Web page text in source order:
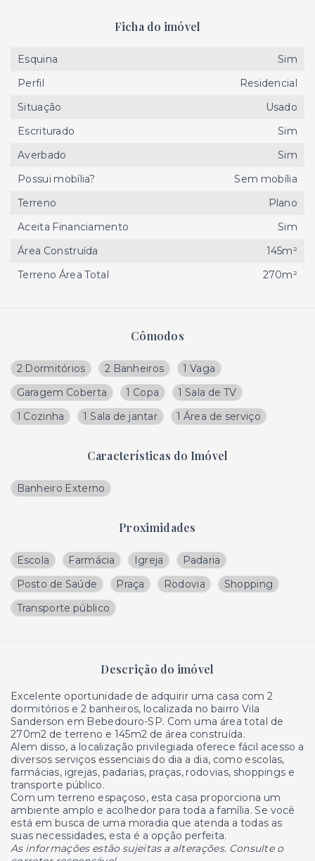
Cômodos
2 Dormitórios 2 Banheiros
1 Vaga
Garagem Coberta
1 Copa
1 Sala de TV
1 Cozinha
1 Sala de jantar 1 Área de serviço
Características do Imóvel
Banheiro Externo
Proximidades
Escola Farmácia Igreja
Padaria
Posto de Saúde
Praça Rodovia
Shopping
Transporte público
Descrição do imóvel
Excelente oportunidade de adquirir uma casa com 2
dormitórios e 2 banheiros, localizada no bairro Vila
Sanderson em Bebedouro-SP. Com uma área total de
270m2 de terreno e 145m2 de área construída.
Alem disso, a localização privilegiada oferece fácil acesso a
diversos serviços essenciais do dia a dia, como escolas,
farmácias, igrejas, padarias, praças, rodovias, shoppings e
transporte público.
Com um terreno espaçoso, esta casa proporciona um
ambiente amplo e acolhedor para toda a família. Se você
está em busca de uma moradia que atenda a todas as
suas necessidades, esta é a opção perfeita.
As informações estão sujeitas a alterações. Consulte o
Ficha do imóvel
Esquina
Sim
Perfil
Residencial
Situação
Usado
Escriturado
Sim
Averbado
Sim
Possui mobília?
Sem mobília
Terreno
Plano
Aceita Financiamento
Sim
Área Construída
145m²
Terreno Área Total
270m²